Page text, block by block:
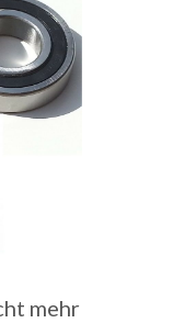
mehr